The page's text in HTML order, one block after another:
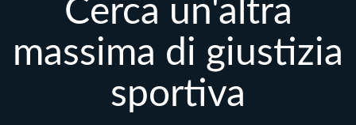
Cerca un'altra
massima di giustizia
sportiva